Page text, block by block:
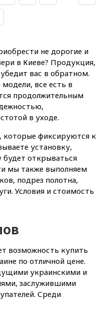
не дорогие и
в Киеве? Продукция,
вас в обратном.
все есть в
продолжительным
в уходе.
которые фиксируются к
установку,
будет открываться
мы также выполняем
подрез полотна,
Условия и стоимость
возможность купить
по отличной цене.
украинскими и
заслужившими
Среди